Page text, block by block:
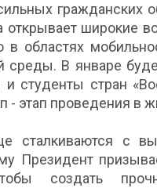
гражданских
открывает широкие
областях
В январе
студенты стран
- этап проведения в
сталкиваются с
Президент
создать